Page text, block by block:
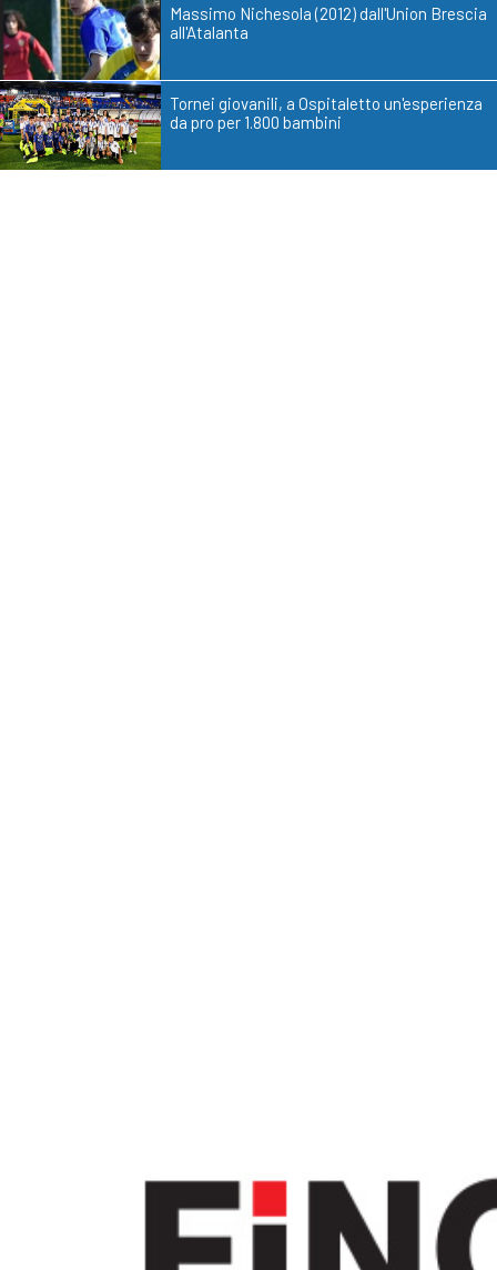
Massimo Nichesola (2012) dall'Union Brescia
all'Atalanta
Tornei giovanili, a Ospitaletto un'esperienza
da pro per 1.800 bambini